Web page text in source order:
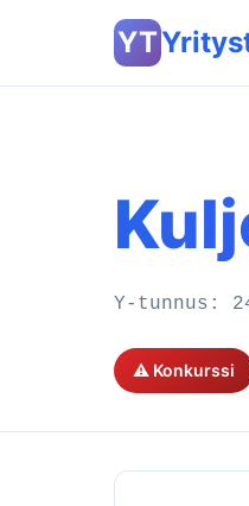
YT
Y-tunnus:
⚠️ Konkurssi